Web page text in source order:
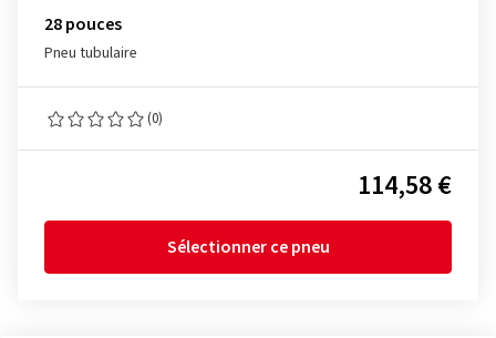
28 pouces
Pneu tubulaire
(0)
114,58 €
Sélectionner ce pneu